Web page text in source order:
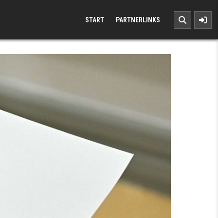
START PARTNERLINKS